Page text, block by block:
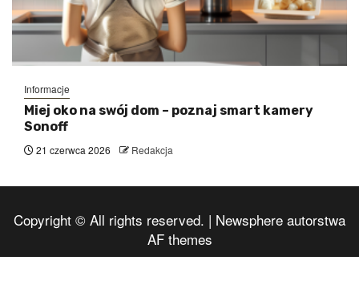
Informacje
Miej oko na swój dom – poznaj smart kamery
Sonoff
21 czerwca 2026 Redakcja
Copyright © All rights reserved. | Newsphere autorstwa
AF themes